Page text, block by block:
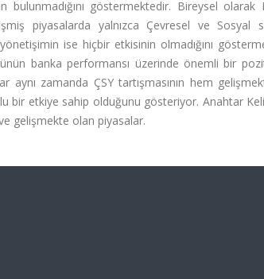
göstermektedir. Bireysel olarak
piyasalarda yalnızca Çevresel ve Sosyal
ise hiçbir etkisinin olmadığını
banka performansı üzerinde önemli bir
zamanda ÇSY tartışmasının hem
bir etkiye sahip olduğunu gösteriyor. Anahtar
gelişmekte olan piyasalar.